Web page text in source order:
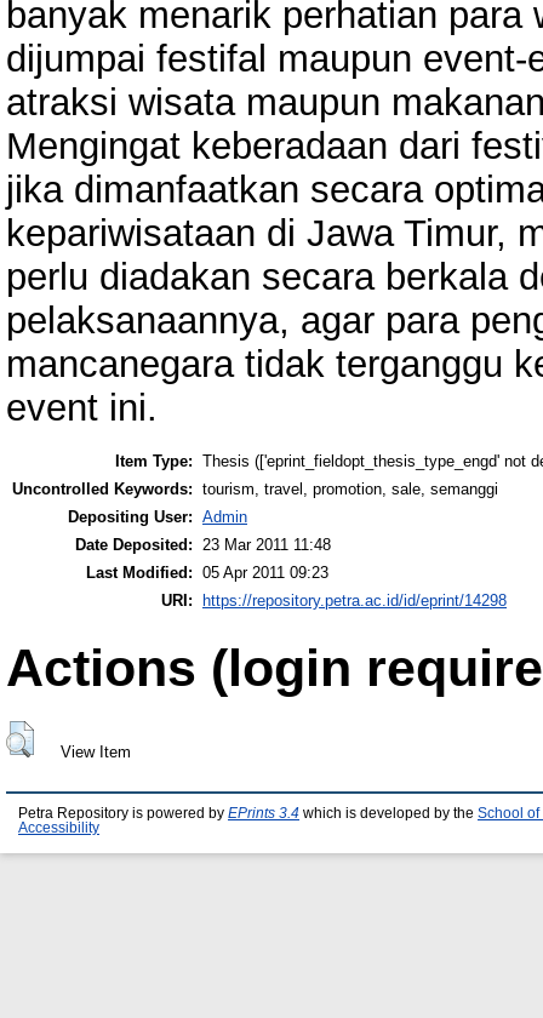
banyak menarik perhatian
dijumpai festifal maupun
atraksi wisata maupun
Mengingat keberadaan dari
jika dimanfaatkan secara
kepariwisataan di Jawa Timur,
perlu diadakan secara berkala
pelaksanaannya, agar para
mancanegara tidak terganggu
event ini.
Item Type: Thesis (['eprint_fieldopt_thesis_type_engd' not
Uncontrolled Keywords: tourism, travel, promotion, sale, semanggi
Depositing User: Admin
Date Deposited:
23 Mar 2011 11:48
Last Modified: 05 Apr 2011 09:23
URI: https://repository.petra.ac.id/id/eprint/14298
Actions (login
View Item
Petra Repository is powered by EPrints 3.4 which is developed by the School of
Accessibility